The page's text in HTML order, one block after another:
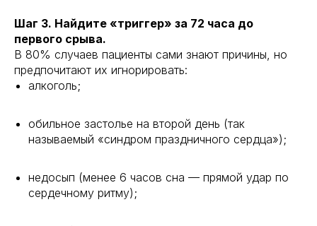
Шаг 3. Найдите «триггер» за 72 часа до
первого срыва.
В 80% случаев пациенты сами знают причины, но
предпочитают их игнорировать:
алкоголь;
обильное застолье на второй день (так
называемый «синдром праздничного сердца»);
недосып (менее 6 часов сна — прямой удар по
сердечному ритму);